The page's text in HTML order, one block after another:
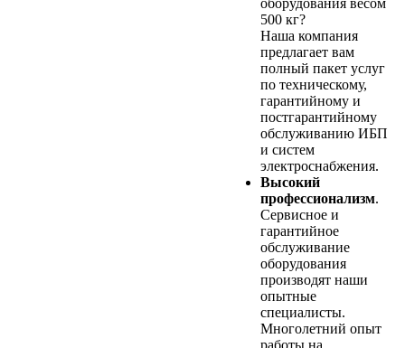
500 кг?
Наша компания
предлагает вам
полный пакет услуг
по техническому,
гарантийному и
постгарантийному
обслуживанию ИБП
и систем
электроснабжения.
Высокий
профессионализм.
Сервисное и
гарантийное
обслуживание
оборудования
производят наши
опытные
специалисты.
Многолетний опыт
работы на